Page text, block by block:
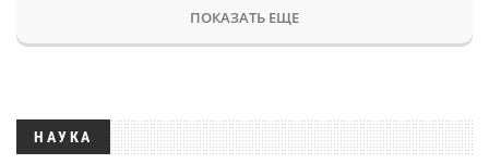
ПОКАЗАТЬ ЕЩЕ
НАУКА